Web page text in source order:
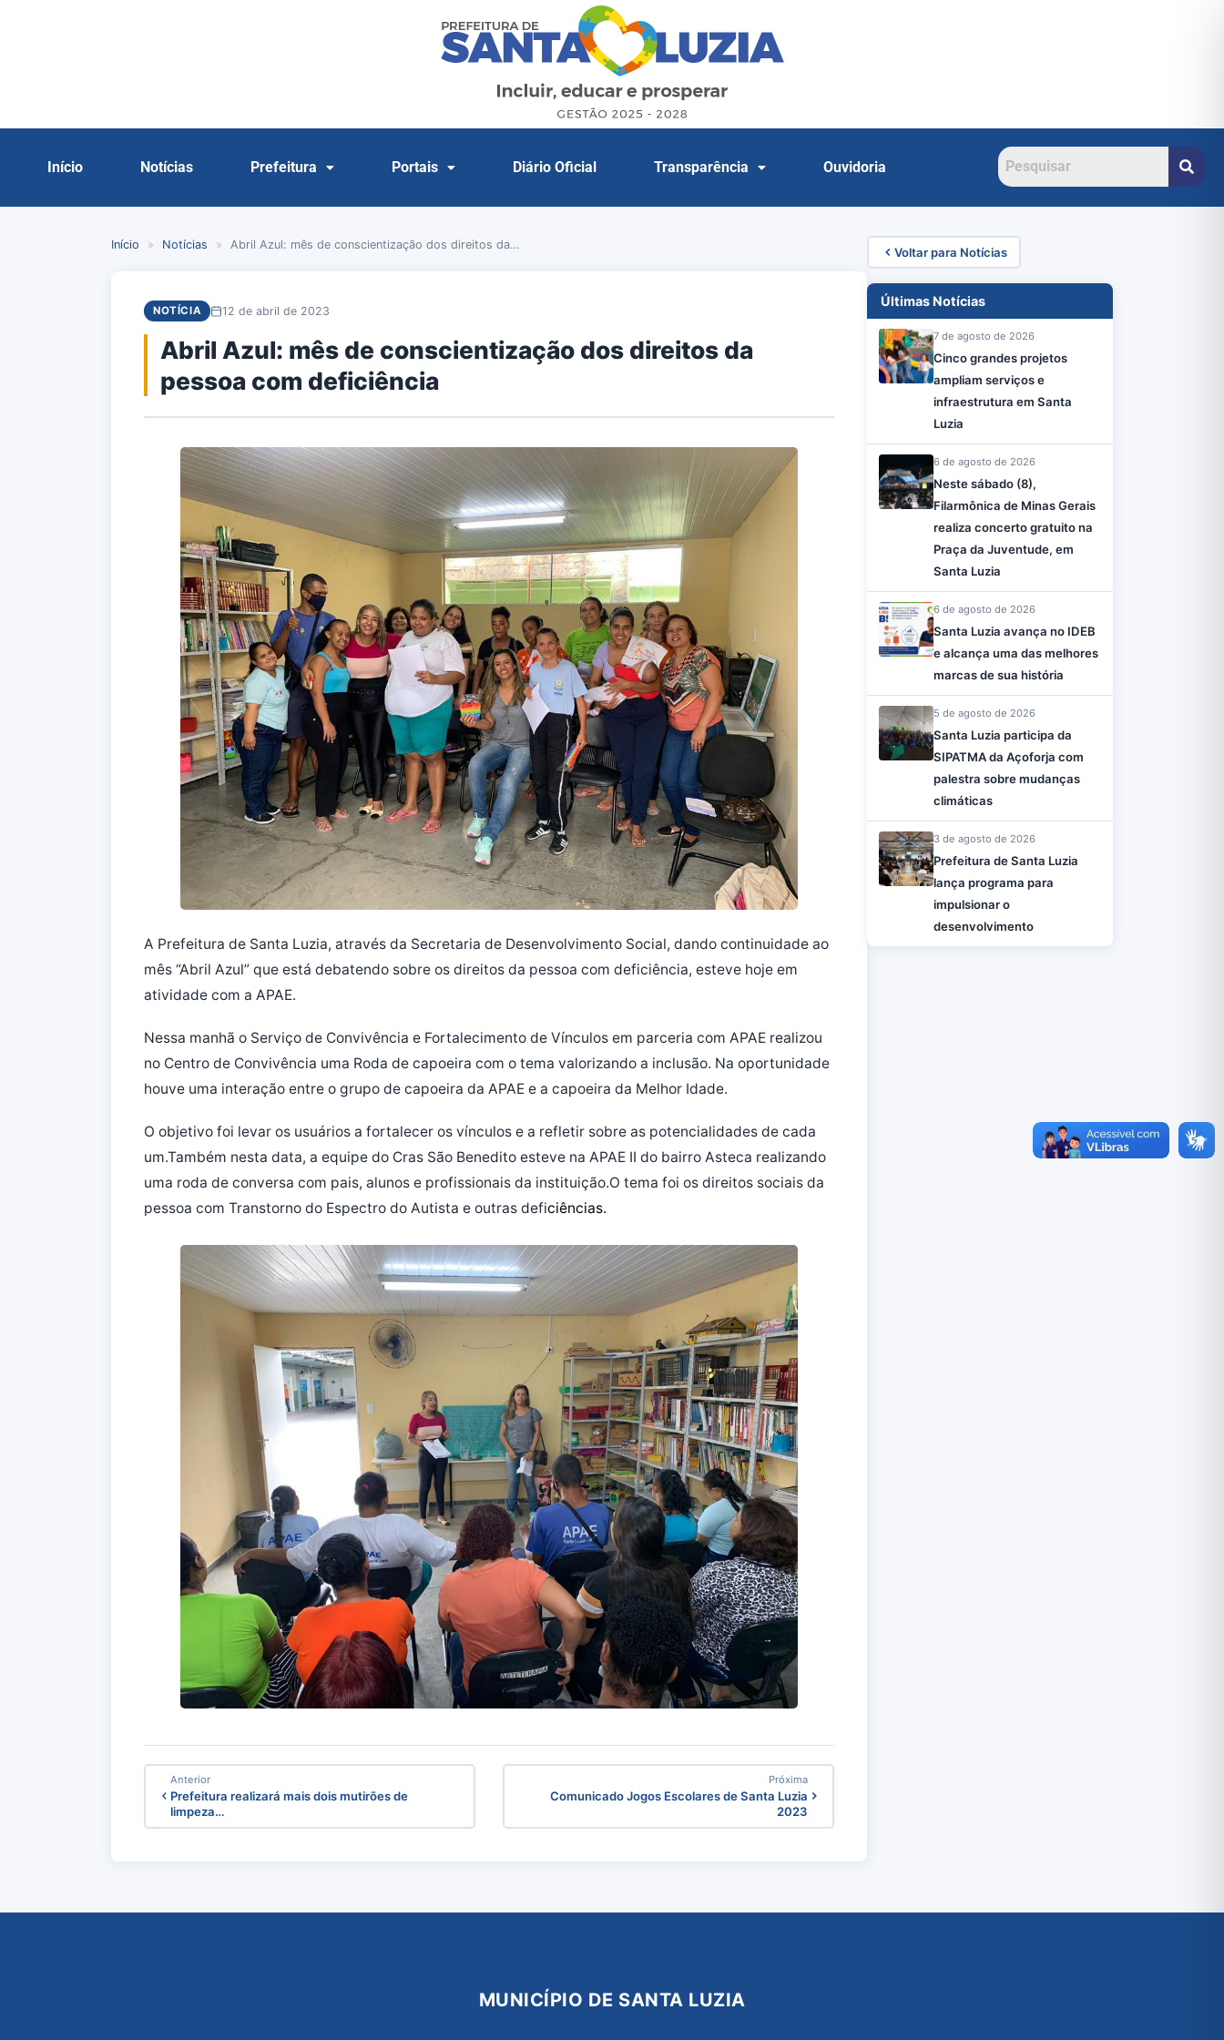
Início Notícias Prefeitura Portais Diário Oficial Transparência Ouvidoria
Início » Notícias » Abril Azul: mês de conscientização dos direitos da…
NOTÍCIA 12 de abril de 2023
Abril Azul: mês de conscientização dos direitos da
pessoa com deficiência
A Prefeitura de Santa Luzia, através da Secretaria de Desenvolvimento Social, dando continuidade ao
mês “Abril Azul” que está debatendo sobre os direitos da pessoa com deficiência, esteve hoje em
atividade com a APAE.
Nessa manhã o Serviço de Convivência e Fortalecimento de Vínculos em parceria com APAE realizou
no Centro de Convivência uma Roda de capoeira com o tema valorizando a inclusão. Na oportunidade
houve uma interação entre o grupo de capoeira da APAE e a capoeira da Melhor Idade.
O objetivo foi levar os usuários a fortalecer os vínculos e a refletir sobre as potencialidades de cada
um.Também nesta data, a equipe do Cras São Benedito esteve na APAE II do bairro Asteca realizando
uma roda de conversa com pais, alunos e profissionais da instituição.O tema foi os direitos sociais da
pessoa com Transtorno do Espectro do Autista e outras deficiências.
Anterior
Prefeitura realizará mais dois mutirões de
limpeza…
Próxima
Comunicado Jogos Escolares de Santa Luzia
2023
Voltar para Notícias
Últimas Notícias
7 de agosto de 2026
Cinco grandes projetos
ampliam serviços e
infraestrutura em Santa
Luzia
6 de agosto de 2026
Neste sábado (8),
Filarmônica de Minas Gerais
realiza concerto gratuito na
Praça da Juventude, em
Santa Luzia
6 de agosto de 2026
Santa Luzia avança no IDEB
e alcança uma das melhores
marcas de sua história
5 de agosto de 2026
Santa Luzia participa da
SIPATMA da Açoforja com
palestra sobre mudanças
climáticas
3 de agosto de 2026
Prefeitura de Santa Luzia
lança programa para
impulsionar o
desenvolvimento
MUNICÍPIO DE SANTA LUZIA